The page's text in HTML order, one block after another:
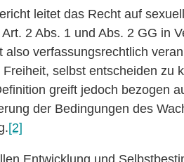
leitet das Recht auf
2 Abs. 1 und Abs. 2 GG in
also verfassungsrechtlich
selbst entscheiden zu
greift jedoch bezogen
der Bedingungen des
[2]
Entwicklung und